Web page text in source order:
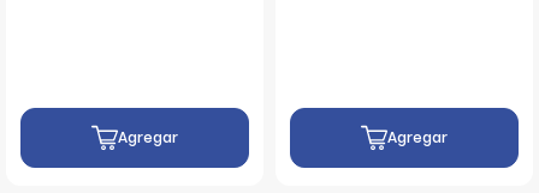
Agregar Agregar